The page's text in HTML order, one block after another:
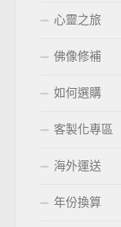
心靈之旅
佛像修補
如何選購
客製化專區
海外運送
年份換算